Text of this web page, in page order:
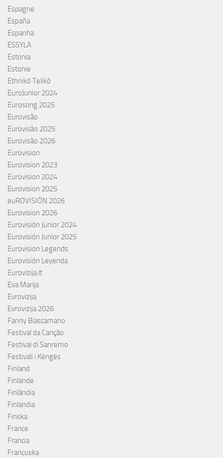
Espagne
España
Espanha
ESSYLA
Estonia
Estonie
Ethnikó Telikó
EuroJunior 2024
Eurosong 2025
Eurovisão
Eurovisão 2025
Eurovisão 2026
Eurovision
Eurovision 2023
Eurovision 2024
Eurovision 2025
euROVISIÓN 2026
Eurovision 2026
Eurovisión Junior 2024
Eurovisión Junior 2025
Eurovision Legends
Eurovisión Leyenda
Eurovizija.lt
Eva Marija
Evrovizija
Evrovizija 2026
Fanny Biascamano
Festival da Canção
Festival di Sanremo
Festivali i Këngës
Finland
Finlande
Finlândia
Finlandia
Finska
France
Francia
Francuska